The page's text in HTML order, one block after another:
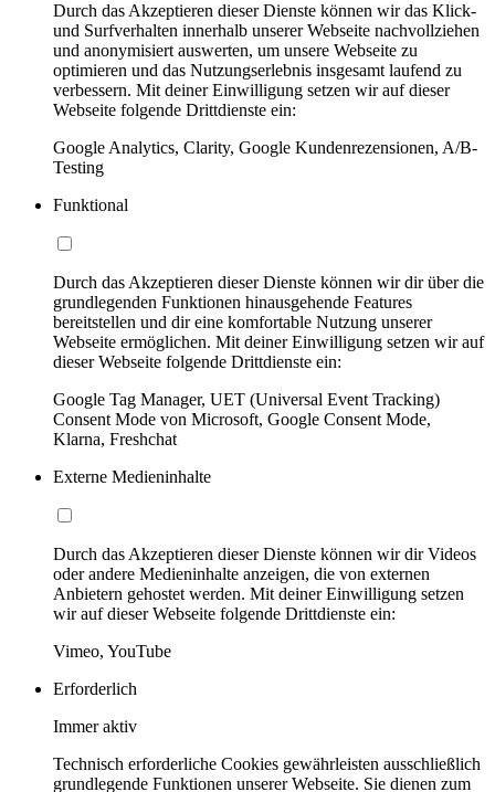
Durch das Akzeptieren dieser Dienste können wir das Klick-
und Surfverhalten innerhalb unserer Webseite nachvollziehen
und anonymisiert auswerten, um unsere Webseite zu
optimieren und das Nutzungserlebnis insgesamt laufend zu
verbessern. Mit deiner Einwilligung setzen wir auf dieser
Webseite folgende Drittdienste ein:
Google Analytics, Clarity, Google Kundenrezensionen, A/B-
Testing
Funktional
Durch das Akzeptieren dieser Dienste können wir dir über die
grundlegenden Funktionen hinausgehende Features
bereitstellen und dir eine komfortable Nutzung unserer
Webseite ermöglichen. Mit deiner Einwilligung setzen wir auf
dieser Webseite folgende Drittdienste ein:
Google Tag Manager, UET (Universal Event Tracking)
Consent Mode von Microsoft, Google Consent Mode,
Klarna, Freshchat
Externe Medieninhalte
Durch das Akzeptieren dieser Dienste können wir dir Videos
oder andere Medieninhalte anzeigen, die von externen
Anbietern gehostet werden. Mit deiner Einwilligung setzen
wir auf dieser Webseite folgende Drittdienste ein:
Vimeo, YouTube
Erforderlich
Immer aktiv
Technisch erforderliche Cookies gewährleisten ausschließlich
grundlegende Funktionen unserer Webseite. Sie dienen zum